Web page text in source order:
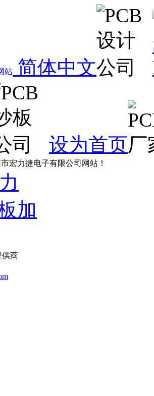
简体中文
设为首页
宏力捷电子有限公司网站！
供商